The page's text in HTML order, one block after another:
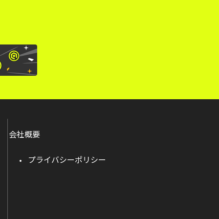
会社概要
プライバシーポリシー